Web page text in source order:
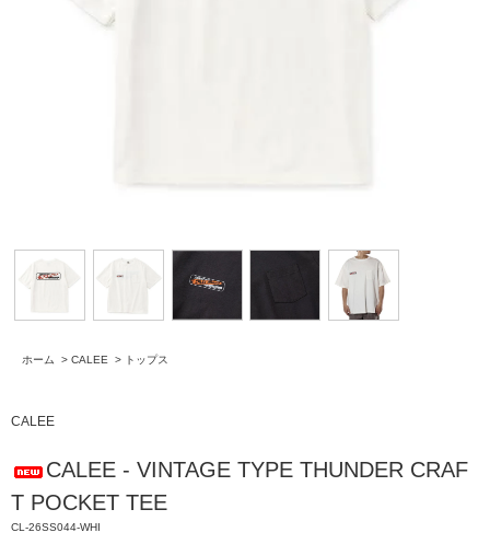
ホーム > CALEE > トップス
CALEE
CALEE - VINTAGE TYPE THUNDER CRAF
T POCKET TEE
CL-26SS044-WHI